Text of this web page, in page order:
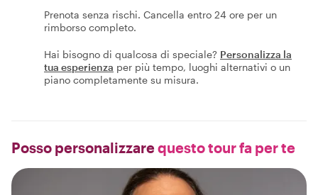
Prenota senza rischi. Cancella entro 24 ore per un
rimborso completo.
Hai bisogno di qualcosa di speciale? Personalizza la
tua esperienza per più tempo, luoghi alternativi o un
piano completamente su misura.
Posso personalizzarequesto tour fa per te